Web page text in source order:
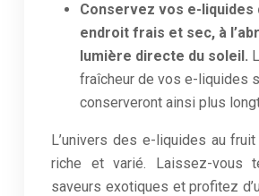
Conservez vos e-liquides
endroit frais et sec, à
lumière directe du soleil.
fraîcheur de vos e-liquides
conserveront ainsi plus
L’univers des e-liquides au
riche et varié. Laissez-vous
saveurs exotiques et profitez